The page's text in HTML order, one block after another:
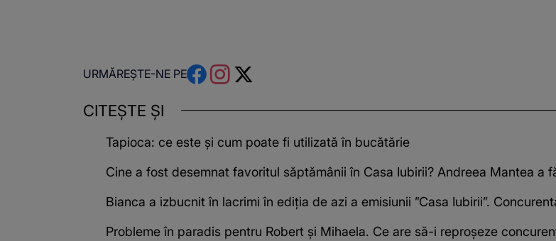
URMĂREȘTE-NE PE
CITEȘTE ȘI
Tapioca: ce este și cum poate fi utilizată în bucătărie
Cine a fost desemnat favoritul săptămânii în Casa Iubirii? Andreea Mantea a
Bianca a izbucnit în lacrimi în ediția de azi a emisiunii ”Casa Iubirii”.
Probleme în paradis pentru Robert și Mihaela. Ce are să-i reproșeze